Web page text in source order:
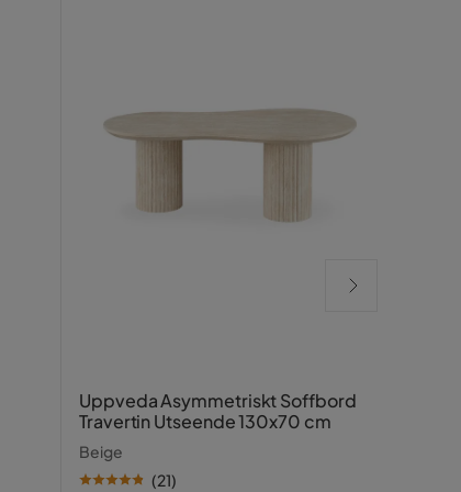
Uppveda Asymmetriskt Soffbord
Travertin Utseende 130x70 cm
Beige
(21)